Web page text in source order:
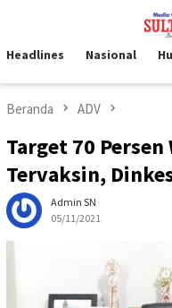
kontenMobile
Headlines Nasional
Beranda ADV
Target 70
Tervaksin,
Admin SN
05/11/2021